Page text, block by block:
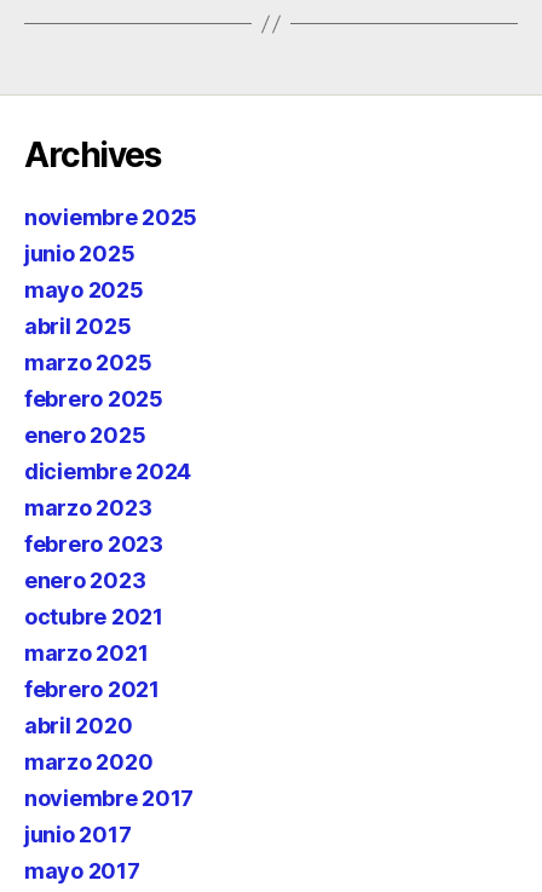
Archives
noviembre 2025
junio 2025
mayo 2025
abril 2025
marzo 2025
febrero 2025
enero 2025
diciembre 2024
marzo 2023
febrero 2023
enero 2023
octubre 2021
marzo 2021
febrero 2021
abril 2020
marzo 2020
noviembre 2017
junio 2017
mayo 2017